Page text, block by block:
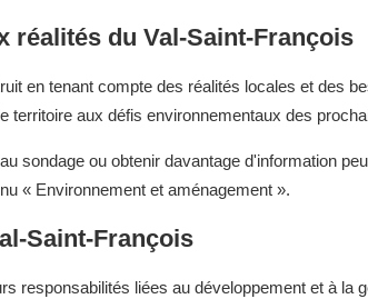
réalités du Val-Saint-François
en tenant compte des réalités locales et des
territoire aux défis environnementaux des
sondage ou obtenir davantage d'information
« Environnement et aménagement ».
Saint-François
responsabilités liées au développement et à la